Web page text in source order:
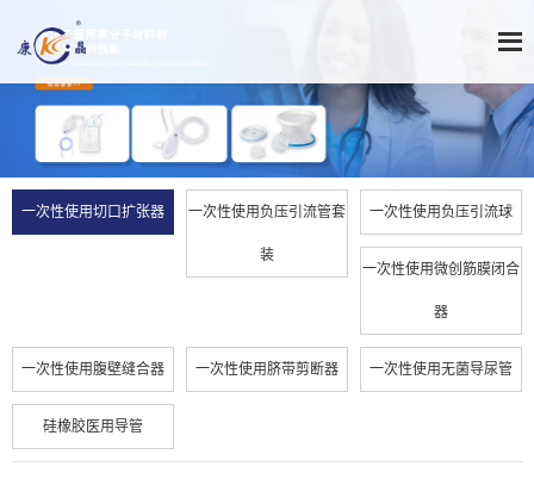
一次性使用切口扩张器 一次性使用负压引流管套
装
一次性使用负压引流球
一次性使用微创筋膜闭合
器
一次性使用腹壁缝合器 一次性使用脐带剪断器 一次性使用无菌导尿管
硅橡胶医用导管